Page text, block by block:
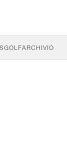
GOLFARCHIVIO